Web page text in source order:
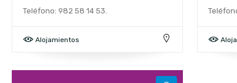
Teléfono: 982 58 14 53.
Alojamientos